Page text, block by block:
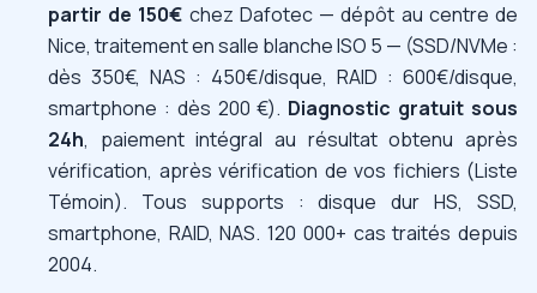
partir de 150€ chez Dafotec — dépôt au centre de
Nice, traitement en salle blanche ISO 5 — (SSD/NVMe :
dès 350€, NAS : 450€/disque, RAID : 600€/disque,
smartphone : dès 200 €). Diagnostic gratuit sous
24h, paiement intégral au résultat obtenu après
vérification, après vérification de vos fichiers (Liste
Témoin). Tous supports : disque dur HS, SSD,
smartphone, RAID, NAS. 120 000+ cas traités depuis
2004.